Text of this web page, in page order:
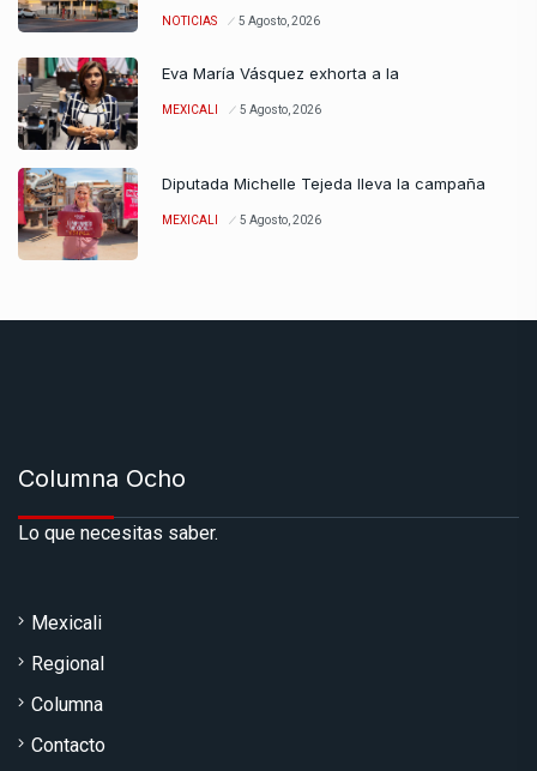
NOTICIAS 5 Agosto, 2026
Eva María Vásquez exhorta a la
MEXICALI 5 Agosto, 2026
Diputada Michelle Tejeda lleva la campaña
MEXICALI 5 Agosto, 2026
Columna Ocho
Lo que necesitas saber.
Mexicali
Regional
Columna
Contacto